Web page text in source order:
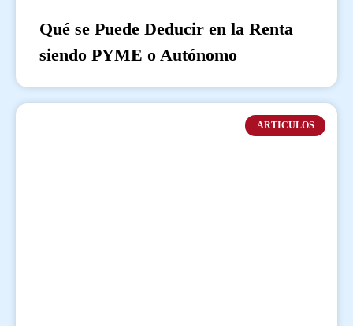
Qué se Puede Deducir en la Renta
siendo PYME o Autónomo
ARTICULOS